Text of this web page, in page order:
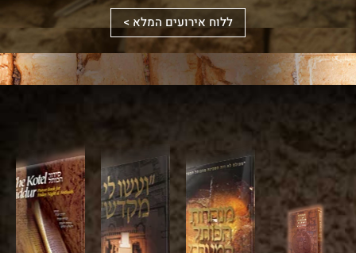
ללוח אירועים המלא >
את
הדינים
והמנהגים
המערבי
ולהר
הבית
בזמן
באמצעות
תמונות
וציורים
מרהיב
זה
את
עוצמתו
מפואר
על
עיון
מעמיק
במקורות
לערב
שבת
ויום־טוב,
עם